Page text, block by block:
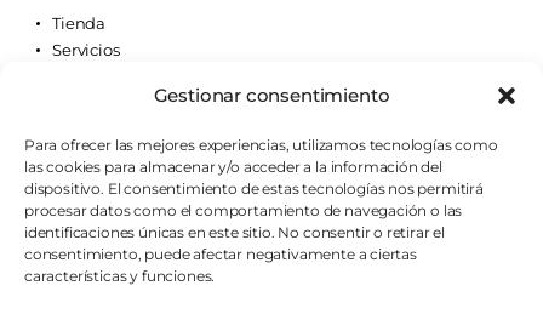
Gestionar consentimiento
Para ofrecer las mejores experiencias, utilizamos tecnologías como
las cookies para almacenar y/o acceder a la información del
dispositivo. El consentimiento de estas tecnologías nos permitirá
procesar datos como el comportamiento de navegación o las
identificaciones únicas en este sitio. No consentir o retirar el
consentimiento, puede afectar negativamente a ciertas
características y funciones.
Tienda
Servicios
Quiénes somos
AVISOS LEGALES
Aviso legal
Política de cookies
Política de privacidad